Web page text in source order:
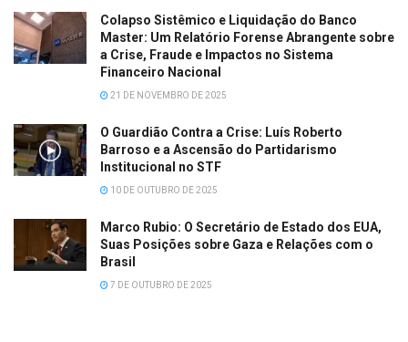
Colapso Sistêmico e Liquidação do Banco
Master: Um Relatório Forense Abrangente sobre
a Crise, Fraude e Impactos no Sistema
Financeiro Nacional
21 DE NOVEMBRO DE 2025
O Guardião Contra a Crise: Luís Roberto
Barroso e a Ascensão do Partidarismo
Institucional no STF
10 DE OUTUBRO DE 2025
Marco Rubio: O Secretário de Estado dos EUA,
Suas Posições sobre Gaza e Relações com o
Brasil
7 DE OUTUBRO DE 2025